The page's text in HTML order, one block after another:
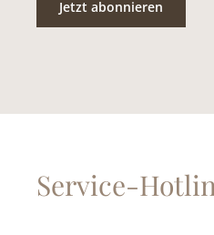
Jetzt abonnieren
Service-